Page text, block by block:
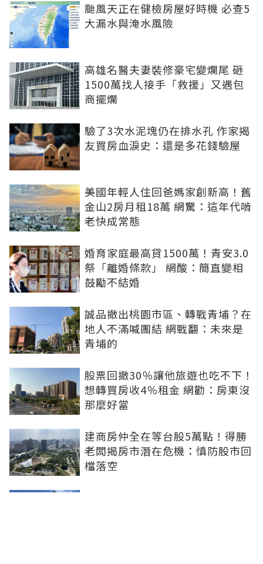
颱風天正在健檢房屋好時機 必查5
大漏水與淹水風險
高雄名醫夫妻裝修豪宅變爛尾 砸
1500萬找人接手「救援」又遇包
商擺爛
驗了3次水泥塊仍在排水孔 作家揭
友買房血淚史：還是多花錢驗屋
美國年輕人住回爸媽家創新高！舊
金山2房月租18萬 網驚：這年代啃
老快成常態
婚育家庭最高貸1500萬！青安3.0
祭「離婚條款」 網酸：簡直變相
鼓勵不結婚
誠品撤出桃園市區、轉戰青埔？在
地人不滿喊團結 網戰翻：未來是
青埔的
股票回撤30％讓他旅遊也吃不下！
想轉買房收4％租金 網勸：房東沒
那麼好當
建商房仲全在等台股5萬點！得勝
老闆揭房市潛在危機：慎防股市回
檔落空